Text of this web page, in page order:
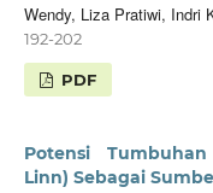
Wendy, Liza Pratiwi, Indri
192-202
PDF
Potensi
Linn) Sebagai